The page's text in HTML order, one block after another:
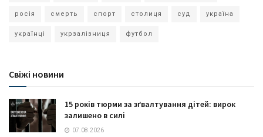
росія смерть спорт столиця суд україна
українці укрзалізниця футбол
Свіжі новини
15 років тюрми за зґвалтування дітей: вирок
залишено в силі
07.08.2026